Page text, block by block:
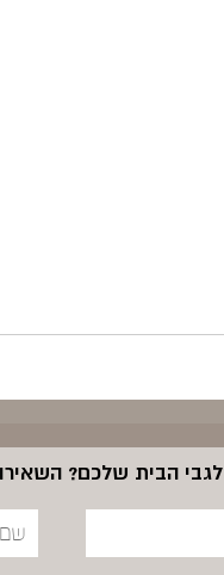
לגבי הבית שלכם?